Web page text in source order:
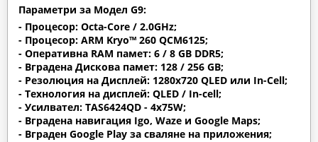
Параметри за Модел G9:
- Процесор: Octa-Core / 2.0GHz;
- Процесор: ARM Kryo™ 260 QCM6125;
- Оперативна RAM памет: 6 / 8 GB DDR5;
- Вградена Дискова памет: 128 / 256 GB;
- Резолюция на Дисплей: 1280х720 QLED или In-Cell;
- Технология на дисплей: QLED / In-cell;
- Усилвател: TAS6424QD - 4x75W;
- Вградена навигация Igo, Waze и Google Maps;
- Вграден Google Play за сваляне на приложения;